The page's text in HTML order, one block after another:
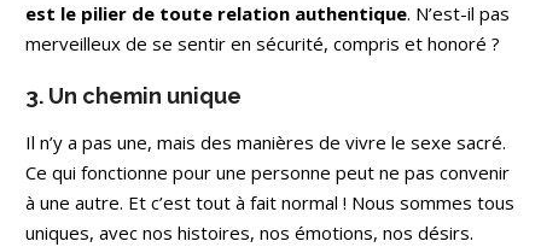
est le pilier de toute relation authentique. N’est-il pas
merveilleux de se sentir en sécurité, compris et honoré ?
3. Un chemin unique
Il n’y a pas une, mais des manières de vivre le sexe sacré.
Ce qui fonctionne pour une personne peut ne pas convenir
à une autre. Et c’est tout à fait normal ! Nous sommes tous
uniques, avec nos histoires, nos émotions, nos désirs.